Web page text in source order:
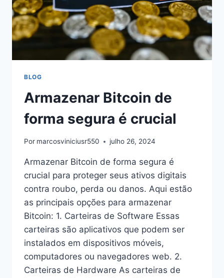
BLOG
Armazenar Bitcoin de
forma segura é crucial
Por marcosviniciusr550 julho 26, 2024
Armazenar Bitcoin de forma segura é
crucial para proteger seus ativos digitais
contra roubo, perda ou danos. Aqui estão
as principais opções para armazenar
Bitcoin: 1. Carteiras de Software Essas
carteiras são aplicativos que podem ser
instalados em dispositivos móveis,
computadores ou navegadores web. 2.
Carteiras de Hardware As carteiras de